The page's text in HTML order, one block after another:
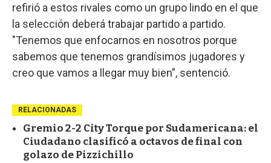
refirió a estos rivales como un grupo lindo en el que
la selección deberá trabajar partido a partido.
"Tenemos que enfocarnos en nosotros porque
sabemos que tenemos grandísimos jugadores y
creo que vamos a llegar muy bien”, sentenció.
RELACIONADAS
Gremio 2-2 City Torque por Sudamericana: el
Ciudadano clasificó a octavos de final con
golazo de Pizzichillo